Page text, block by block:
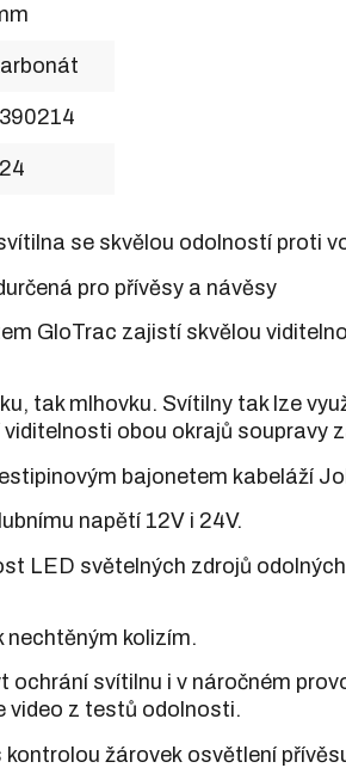
se skvělou odolností proti
pro přívěsy a návěsy
GloTrac zajistí skvělou
tak mlhovku. Svítilny tak lze
obou okrajů soupravy
bajonetem kabeláží
napětí 12V i 24V.
LED světelných zdrojů
nechtěným kolizím.
svítilnu i v náročném
video z testů odolnosti.
žárovek osvětlení